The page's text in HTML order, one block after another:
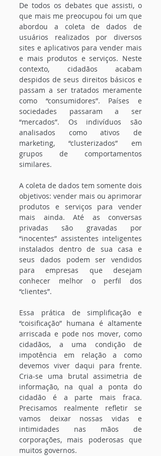
De todos os debates que assisti, o
que mais me preocupou foi um que
abordou a coleta de dados de
usuários realizados por diversos
sites e aplicativos para vender mais
e mais produtos e serviços. Neste
contexto, cidadãos acabam
despidos de seus direitos básicos e
passam a ser tratados meramente
como “consumidores”. Países e
sociedades passaram a ser
“mercados”. Os indivíduos são
analisados como ativos de
marketing, “clusterizados” em
grupos de comportamentos
similares.
A coleta de dados tem somente dois
objetivos: vender mais ou aprimorar
produtos e serviços para vender
mais ainda. Até as conversas
privadas são gravadas por
“inocentes” assistentes inteligentes
instalados dentro de sua casa e
seus dados podem ser vendidos
para empresas que desejam
conhecer melhor o perfil dos
“clientes”.
Essa prática de simplificação e
“coisificação” humana é altamente
arriscada e pode nos mover, como
cidadãos, a uma condição de
impotência em relação a como
devemos viver daqui para frente.
Cria-se uma brutal assimetria de
informação, na qual a ponta do
cidadão é a parte mais fraca.
Precisamos realmente refletir se
vamos deixar nossas vidas e
intimidades nas mãos de
corporações, mais poderosas que
muitos governos.